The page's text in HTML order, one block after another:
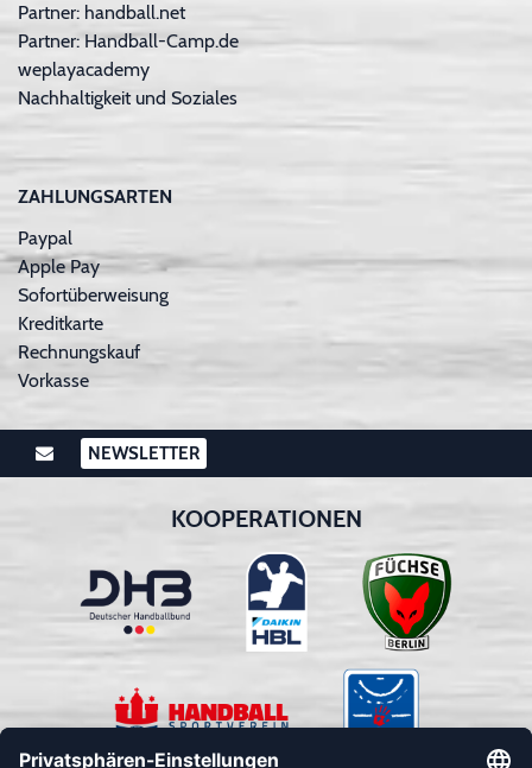
Partner: handball.net
Partner: Handball-Camp.de
weplayacademy
Nachhaltigkeit und Soziales
ZAHLUNGSARTEN
Paypal
Apple Pay
Sofortüberweisung
Kreditkarte
Rechnungskauf
Vorkasse
NEWSLETTER
KOOPERATIONEN